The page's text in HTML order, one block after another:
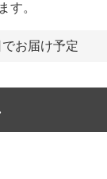
す。
お届け予定